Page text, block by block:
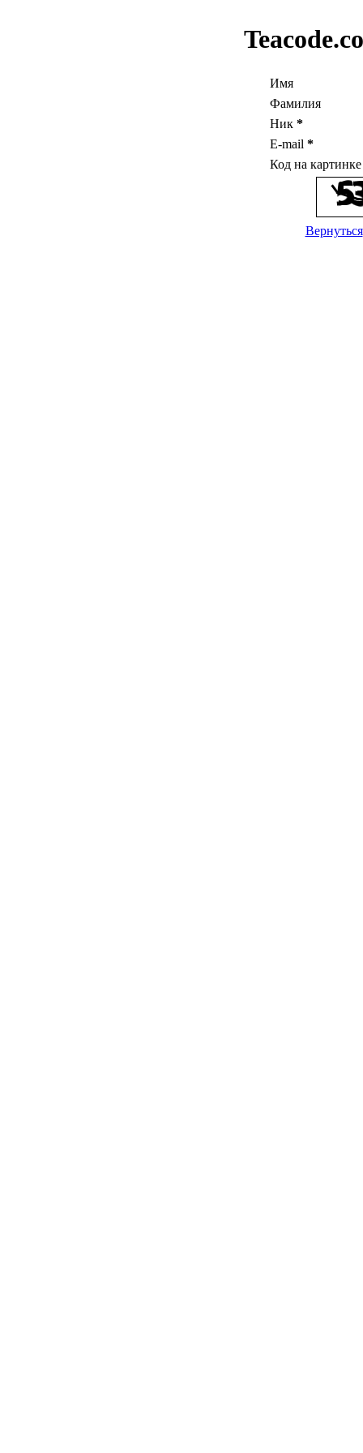
Имя
Фамилия
Ник *
E-mail *
Код на
Вернуться